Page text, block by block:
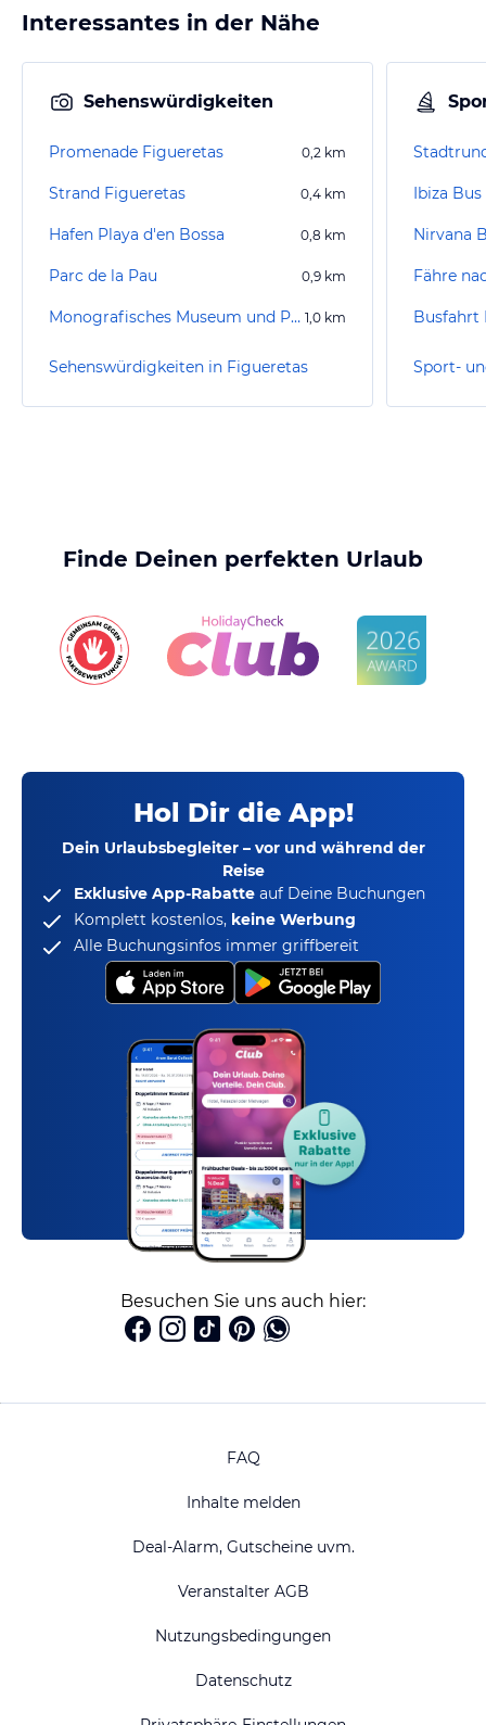
Interessantes in der Nähe
Sehenswürdigkeiten
Promenade Figueretas 0,2 km
Strand Figueretas 0,4 km
Hafen Playa d'en Bossa 0,8 km
Parc de la Pau 0,9 km
Monografisches Museum und Punische Nekropole von Puig des Molins 1,0 km
Sehenswürdigkeiten in Figueretas
Ibiza
Nirvana
Fähre
Busfahrt
Finde Deinen perfekten Urlaub
Hol Dir die App!
Dein Urlaubsbegleiter – vor und während der
Reise
Exklusive App-Rabatte auf Deine Buchungen
Komplett kostenlos, keine Werbung
Alle Buchungsinfos immer griffbereit
Besuchen Sie uns auch hier:
FAQ
Inhalte melden
Deal-Alarm, Gutscheine uvm.
Veranstalter AGB
Nutzungsbedingungen
Datenschutz